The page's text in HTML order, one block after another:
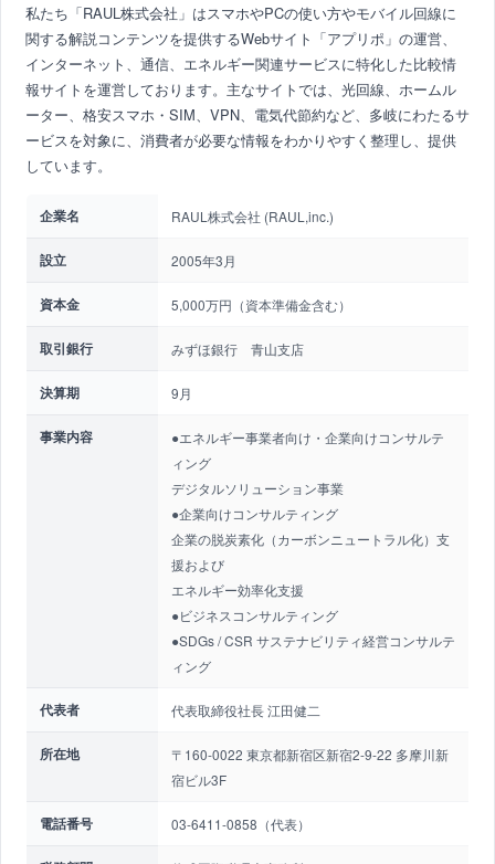
私たち「RAUL株式会社」はスマホやPCの使い方やモバイル回線に
関する解説コンテンツを提供するWebサイト「アプリポ」の運営、
インターネット、通信、エネルギー関連サービスに特化した比較情
報サイトを運営しております。主なサイトでは、光回線、ホームル
ーター、格安スマホ・SIM、VPN、電気代節約など、多岐にわたるサ
ービスを対象に、消費者が必要な情報をわかりやすく整理し、提供
しています。
企業名 RAUL株式会社 (RAUL,inc.)
設立 2005年3月
資本金 5,000万円（資本準備金含む）
取引銀行 みずほ銀行 青山支店
決算期 9月
事業内容
●エネルギー事業者向け・企業向けコンサルテ
ィング
デジタルソリューション事業
●企業向けコンサルティング
企業の脱炭素化（カーボンニュートラル化）支
援および
エネルギー効率化支援
●ビジネスコンサルティング
●SDGs / CSR サステナビリティ経営コンサルテ
ィング
代表者 代表取締役社長 江田健二
所在地
〒160-0022 東京都新宿区新宿2-9-22 多摩川新
宿ビル3F
電話番号 03-6411-0858（代表）